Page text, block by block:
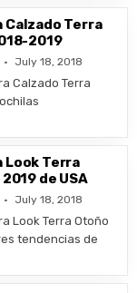
Calzado Terra
2019
July 18, 2018
Calzado Terra
Look Terra
de USA
July 18, 2018
Look Terra Otoño
tendencias de